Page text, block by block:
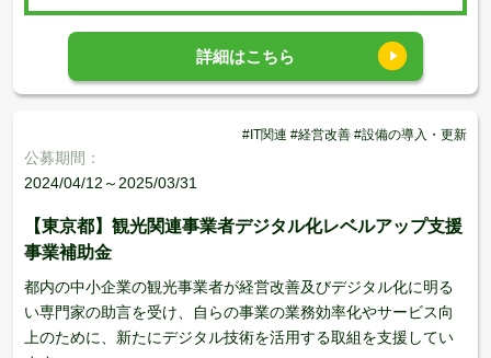
詳細はこちら
#IT関連 #経営改善 #設備の導入・更新
公募期間：
2024/04/12～2025/03/31
【東京都】観光関連事業者デジタル化レベルアップ支援
事業補助金
都内の中小企業の観光事業者が経営改善及びデジタル化に明る
い専門家の助言を受け、自らの事業の業務効率化やサービス向
上のために、新たにデジタル技術を活用する取組を支援してい